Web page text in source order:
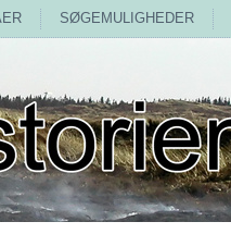
SØGEMULIGHEDER